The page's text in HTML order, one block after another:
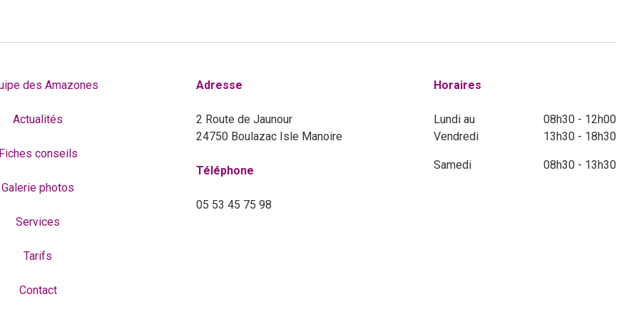
des Amazones
Actualités
conseils
Galerie photos
Services
Tarifs
Contact
Adresse
2 Route de Jaunour
24750 Boulazac Isle Manoire
Téléphone
05 53 45 75 98
Horaires
Lundi au
Vendredi
08h30 - 12h00
13h30 - 18h30
Samedi 08h30 - 13h30